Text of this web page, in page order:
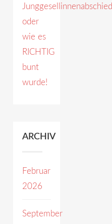
Junggesellinnenabschied
oder
wie es
RICHTIG
bunt
wurde!
ARCHIV
Februar
2026
September